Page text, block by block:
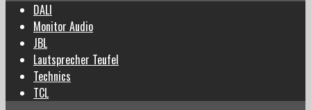
DALI
Monitor Audio
JBL
Lautsprecher Teufel
Technics
TCL